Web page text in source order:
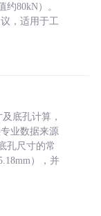
80kN）。
，适用于工
底孔计算，
业数据来源
孔尺寸的常
），并